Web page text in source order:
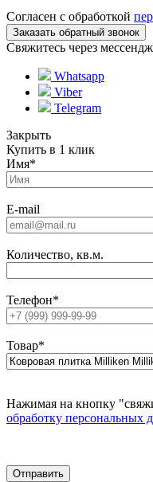
Согласен с обработкой
Свяжитесь через
Whatsapp
Viber
Telegram
Закрыть
Купить в 1 клик
Имя*
E-mail
Количество, кв.м.
Телефон*
Товар*
Нажимая на кнопку
обработку